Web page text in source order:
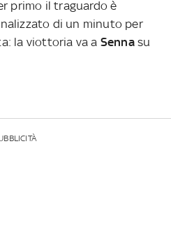
primo il traguardo è
di un minuto per
la viottoria va a Sennasu